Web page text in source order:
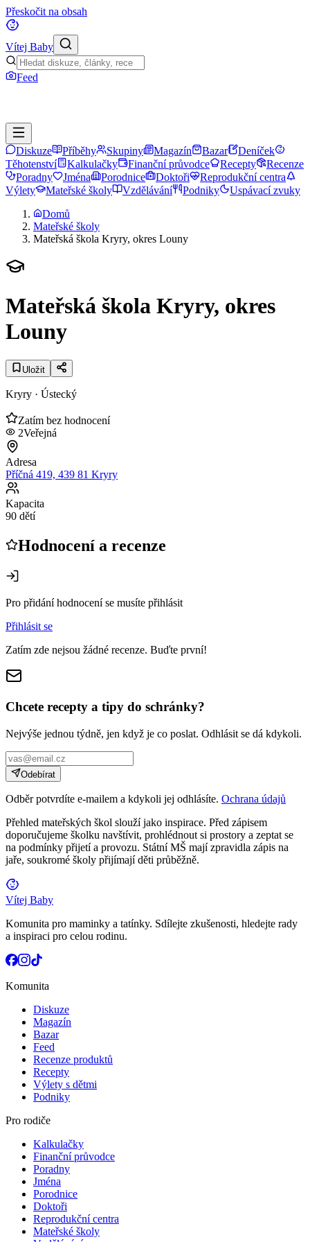
Přeskočit na obsah
Vítej Baby
Feed
Diskuze Příběhy Skupiny Magazín Bazar
Deníček
Těhotenství
Kalkulačky Finanční průvodce Recepty
Recenze
Poradny
Jména Porodnice Doktoři
Reprodukční centra
Výlety
Mateřské školy Vzdělávání Podniky
Uspávací zvuky
Domů
Mateřské školy
Mateřská škola Kryry, okres Louny
Mateřská škola Kryry, okres
Louny
Uložit
Kryry · Ústecký
Zatím bez hodnocení
2Veřejná
Adresa
Příčná 419, 439 81 Kryry
Kapacita
90 dětí
Hodnocení a recenze
Pro přidání hodnocení se musíte přihlásit
Přihlásit se
Zatím zde nejsou žádné recenze. Buďte první!
Chcete recepty a tipy do schránky?
Nejvýše jednou týdně, jen když je co poslat. Odhlásit se dá kdykoli.
Odebírat
Odběr potvrdíte e-mailem a kdykoli jej odhlásíte. Ochrana údajů
Přehled mateřských škol slouží jako inspirace. Před zápisem
doporučujeme školku navštívit, prohlédnout si prostory a zeptat se
na podmínky přijetí a provozu. Státní MŠ mají zpravidla zápis na
jaře, soukromé školy přijímají děti průběžně.
Vítej Baby
Komunita pro maminky a tatínky. Sdílejte zkušenosti, hledejte rady
a inspiraci pro celou rodinu.
Komunita
Diskuze
Magazín
Bazar
Feed
Recenze produktů
Recepty
Výlety s dětmi
Podniky
Pro rodiče
Kalkulačky
Finanční průvodce
Poradny
Jména
Porodnice
Doktoři
Reprodukční centra
Mateřské školy